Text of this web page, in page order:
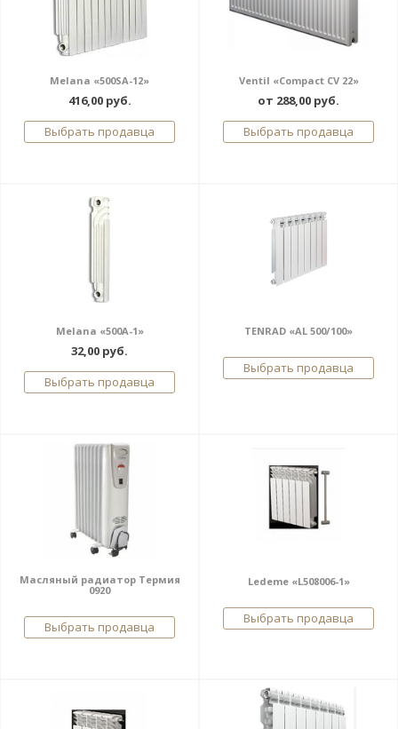
Melana «500SA-12»
416,00 руб.
Выбрать продавца
Ventil «Compact CV 22»
от 288,00 руб.
Выбрать продавца
Melana «500А-1»
32,00 руб.
Выбрать продавца
TENRAD «AL 500/100»
Выбрать продавца
Масляный радиатор Термия
0920
Выбрать продавца
Ledeme «L508006-1»
Выбрать продавца